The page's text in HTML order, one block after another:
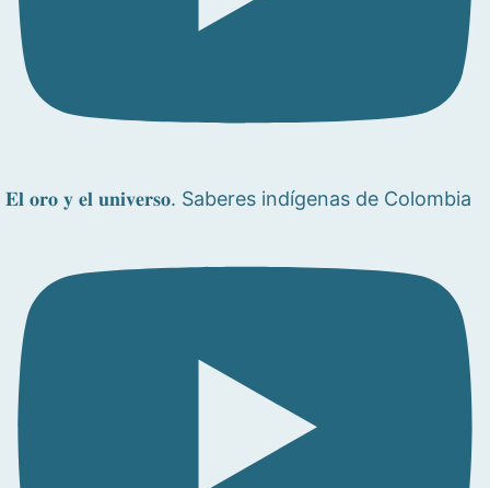
𝐄𝐥 𝐨𝐫𝐨 𝐲 𝐞𝐥 𝐮𝐧𝐢𝐯𝐞𝐫𝐬𝐨. Saberes indígenas de Colombia